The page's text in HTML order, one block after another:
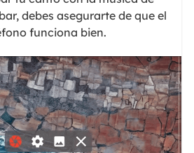
debes asegurarte de que el
funciona bien.